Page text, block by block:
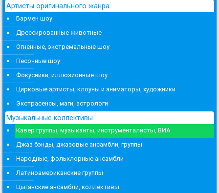
Артисты оригинального жанра
Бармен шоу
Дрессированные животные
Огненные, экстремальные шоу
Песочные шоу
Фокусники, иллюзионные шоу
Цирковые артисты, клоуны и аниматоры, художники
Экстрасенсы, маги, астрологи
Музыкальные коллективы
Кавер группы, музыканты, инструменталисты, ВИА
Джаз бэнды, джазовые ансамбли, группы
Народные, фольклорные ансамбли
Латиноамериканские группы
Цыганские ансамбли, коллективы